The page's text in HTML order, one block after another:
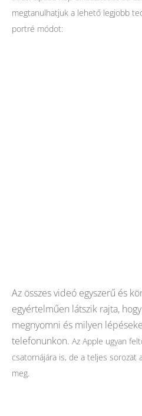
megtanulhatjuk a lehető legjobb
portré módot:
Az összes videó egyszerű és
egyértelműen látszik rajta,
megnyomni és milyen
telefonunkon. Az Apple ugyan
csatornájára is, de a teljes sorozat
meg.